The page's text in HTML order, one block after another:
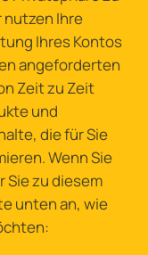
nutzen Ihre
Ihres Kontos
angeforderten
Zeit zu Zeit
und
die für Sie
Wenn Sie
Sie zu diesem
unten an, wie